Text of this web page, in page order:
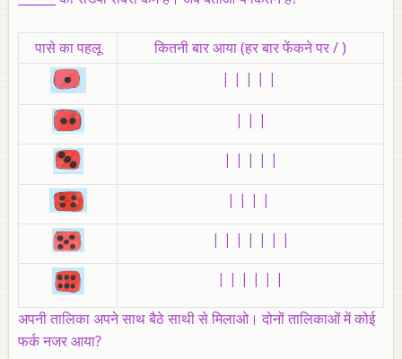
पासे का पहलू
कितनी बार आया (हर बार फेंकने पर / )
| | | | |
| | |
| | | | |
| | | |
| | | | | | |
| | | | | |
अपनी तालिका अपने साथ बैठे साथी से मिलाओ। दोनों तालिकाओं में कोई
फर्क नजर आया?